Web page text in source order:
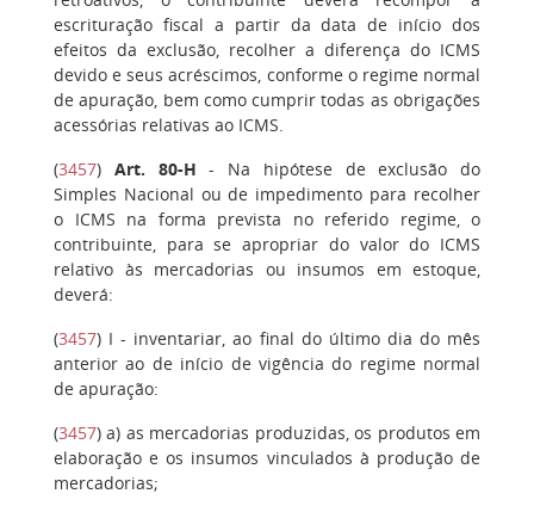
escrituração fiscal a partir da data de início dos
efeitos da exclusão, recolher a diferença do ICMS
devido e seus acréscimos, conforme o regime normal
de apuração, bem como cumprir todas as obrigações
acessórias relativas ao ICMS.
(3457) Art. 80-H - Na hipótese de exclusão do
Simples Nacional ou de impedimento para recolher
o ICMS na forma prevista no referido regime, o
contribuinte, para se apropriar do valor do ICMS
relativo às mercadorias ou insumos em estoque,
deverá:
(3457) I - inventariar, ao final do último dia do mês
anterior ao de início de vigência do regime normal
de apuração:
(3457)a) as mercadorias produzidas, os produtos em
elaboração e os insumos vinculados à produção de
mercadorias;